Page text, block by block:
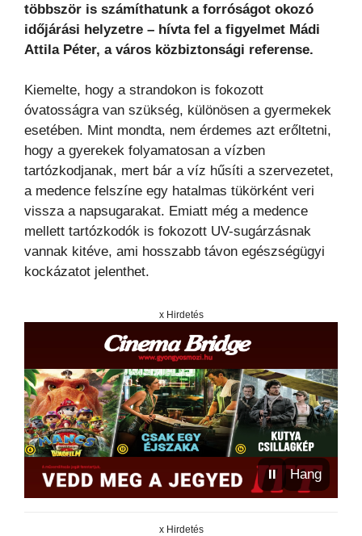
többször is számíthatunk a forróságot okozó
időjárási helyzetre – hívta fel a figyelmet Mádi
Attila Péter, a város közbiztonsági referense.
Kiemelte, hogy a strandokon is fokozott
óvatosságra van szükség, különösen a gyermekek
esetében. Mint mondta, nem érdemes azt erőltetni,
hogy a gyerekek folyamatosan a vízben
tartózkodjanak, mert bár a víz hűsíti a szervezetet,
a medence felszíne egy hatalmas tükörként veri
vissza a napsugarakat. Emiatt még a medence
mellett tartózkodók is fokozott UV-sugárzásnak
vannak kitéve, ami hosszabb távon egészségügyi
kockázatot jelenthet.
x Hirdetés
⏸ Hang
x Hirdetés